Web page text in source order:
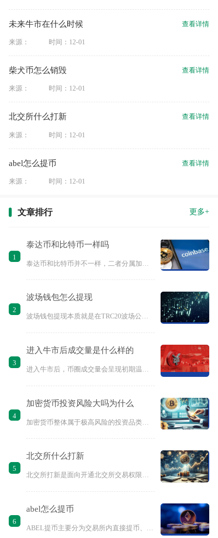
未来牛市在什么时候 查看详情
来源： 时间：12-01
柴犬币怎么销毁 查看详情
来源： 时间：12-01
北交所什么打新 查看详情
来源： 时间：12-01
abel怎么提币 查看详情
来源： 时间：12-01
文章排行 更多+
1
泰达币和比特币一样吗
2
波场钱包怎么提现
波场钱包提现本质就是在TRC20波场公链上发起链上转账，把钱
3
进入牛市后成交量是什么样的
4
加密货币投资风险大吗为什么
5
北交所什么打新
北交所打新是面向开通北交所交易权限投资者的现金预缴式新股申购
6
abel怎么提币